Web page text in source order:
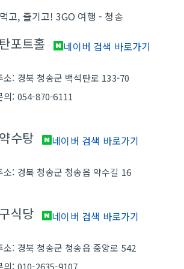
고, 즐기고! 3GO 여행 - 청송
포트홀 네이버 검색 바로가기
소: 경북 청송군 백석탄로 133-70
의: 054-870-6111
수탕 네이버 검색 바로가기
소: 경북 청송군 청송읍 약수길 16
식당 네이버 검색 바로가기
소: 경북 청송군 청송읍 중앙로 542
의: 010-2635-9107